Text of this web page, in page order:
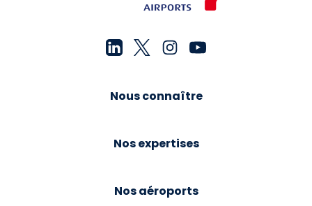
Nous connaître
Nos expertises
Nos aéroports